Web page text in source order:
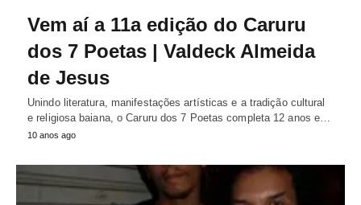
Vem aí a 11a edição do Caruru
dos 7 Poetas | Valdeck Almeida
de Jesus
Unindo literatura, manifestações artísticas e a tradição cultural
e religiosa baiana, o Caruru dos 7 Poetas completa 12 anos e…
10 anos ago